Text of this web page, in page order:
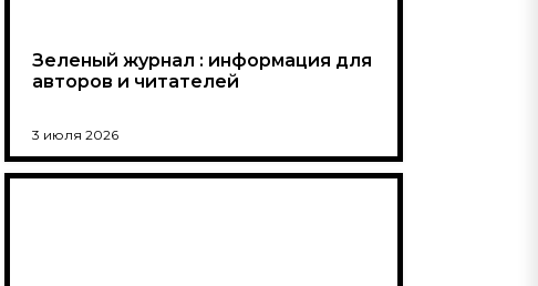
Зеленый журнал : информация для
авторов и читателей
3 июля 2026